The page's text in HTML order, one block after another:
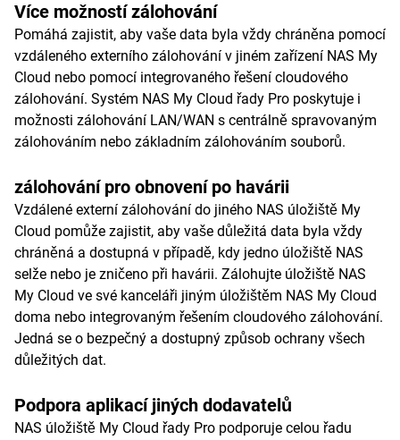
Více možností zálohování
Pomáhá zajistit, aby vaše data byla vždy chráněna pomocí
vzdáleného externího zálohování v jiném zařízení NAS My
Cloud nebo pomocí integrovaného řešení cloudového
zálohování. Systém NAS My Cloud řady Pro poskytuje i
možnosti zálohování LAN/WAN s centrálně spravovaným
zálohováním nebo základním zálohováním souborů.
zálohování pro obnovení po havárii
Vzdálené externí zálohování do jiného NAS úložiště My
Cloud pomůže zajistit, aby vaše důležitá data byla vždy
chráněná a dostupná v případě, kdy jedno úložiště NAS
selže nebo je zničeno při havárii. Zálohujte úložiště NAS
My Cloud ve své kanceláři jiným úložištěm NAS My Cloud
doma nebo integrovaným řešením cloudového zálohování.
Jedná se o bezpečný a dostupný způsob ochrany všech
důležitých dat.
Podpora aplikací jiných dodavatelů
NAS úložiště My Cloud řady Pro podporuje celou řadu